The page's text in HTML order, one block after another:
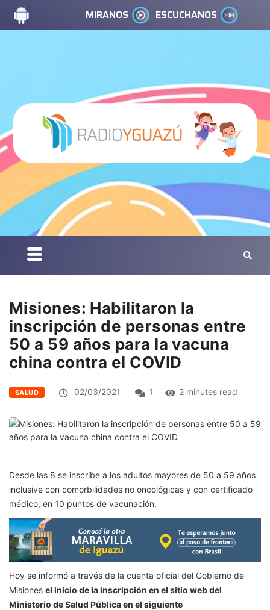
MIRANOS ESCUCHANOS
Misiones: Habilitaron la
inscripción de personas entre
50 a 59 años para la vacuna
china contra el COVID
SALUD 02/03/2021 1 2 minutes read
Desde las 8 se inscribe a los adultos mayores de 50 a 59 años
inclusive con comorbilidades no oncológicas y con certificado
médico, en 10 puntos de vacunación.
Hoy se informó a través de la cuenta oficial del Gobierno de
Misiones el inicio de la inscripción en el sitio web del
Ministerio de Salud Pública en el siguiente